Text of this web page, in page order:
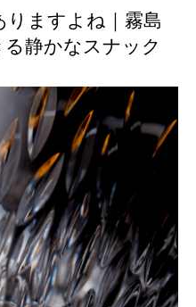
ますよね｜霧島
静かなスナック